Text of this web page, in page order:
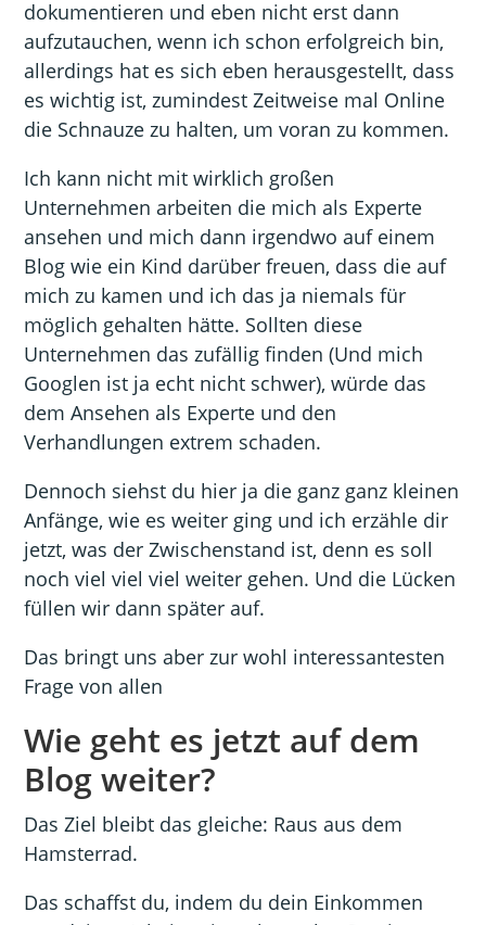
dokumentieren und eben nicht erst dann
aufzutauchen, wenn ich schon erfolgreich bin,
allerdings hat es sich eben herausgestellt, dass
es wichtig ist, zumindest Zeitweise mal Online
die Schnauze zu halten, um voran zu kommen.
Ich kann nicht mit wirklich großen
Unternehmen arbeiten die mich als Experte
ansehen und mich dann irgendwo auf einem
Blog wie ein Kind darüber freuen, dass die auf
mich zu kamen und ich das ja niemals für
möglich gehalten hätte. Sollten diese
Unternehmen das zufällig finden (Und mich
Googlen ist ja echt nicht schwer), würde das
dem Ansehen als Experte und den
Verhandlungen extrem schaden.
Dennoch siehst du hier ja die ganz ganz kleinen
Anfänge, wie es weiter ging und ich erzähle dir
jetzt, was der Zwischenstand ist, denn es soll
noch viel viel viel weiter gehen. Und die Lücken
füllen wir dann später auf.
Das bringt uns aber zur wohl interessantesten
Frage von allen
Wie geht es jetzt auf dem
Blog weiter?
Das Ziel bleibt das gleiche: Raus aus dem
Hamsterrad.
Das schaffst du, indem du dein Einkommen